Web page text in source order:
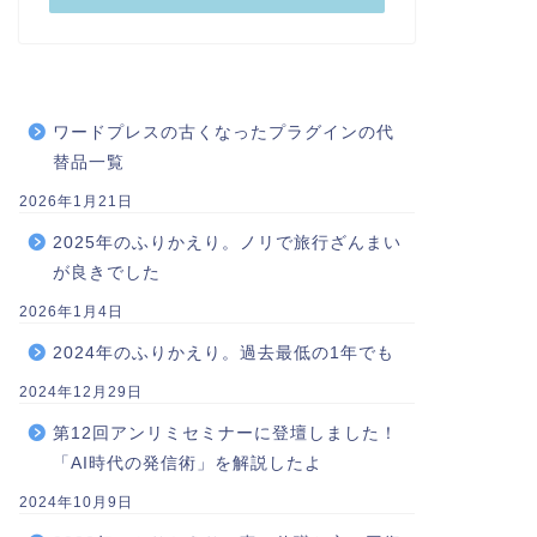
ワードプレスの古くなったプラグインの代
替品一覧
2026年1月21日
2025年のふりかえり。ノリで旅行ざんまい
が良きでした
2026年1月4日
2024年のふりかえり。過去最低の1年でも
2024年12月29日
第12回アンリミセミナーに登壇しました！
「AI時代の発信術」を解説したよ
2024年10月9日